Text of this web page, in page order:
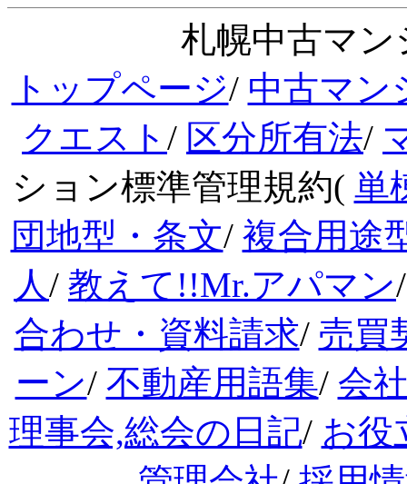
札幌中古マン
トップページ/ 中古マン
クエスト / 区分所有法/
ション標準管理規約( 単
団地型・条文/ 複合用途
人/ 教えて!!Mr.アパマン
合わせ・資料請求/ 売買
ーン/ 不動産用語集/ 会
理事会,総会の日記/ お役